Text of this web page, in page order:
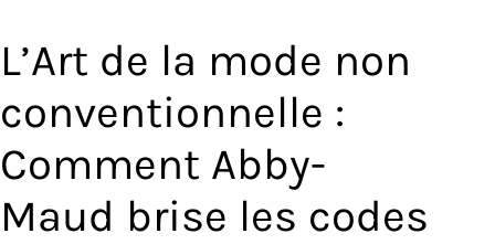
L’Art de la mode non
conventionnelle :
Comment Abby-
Maud brise les codes